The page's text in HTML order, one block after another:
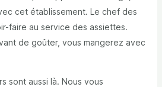
cet établissement. Le chef des
faire au service des assiettes.
de goûter, vous mangerez avec
sont aussi là. Nous vous